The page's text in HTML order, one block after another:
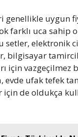
genellikle uygun
farklı uca sahip
setler, elektronik
bilgisayar
için vazgeçilmez
evde ufak tefek
de oldukça